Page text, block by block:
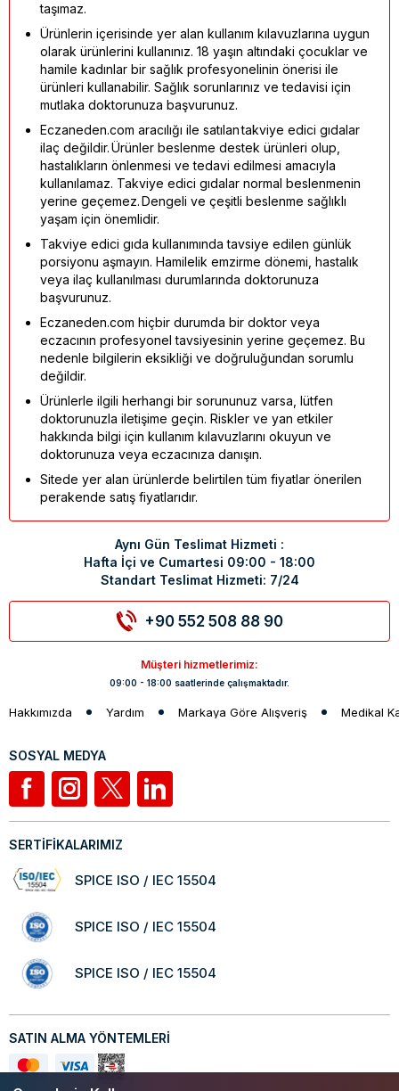
taşımaz.
Ürünlerin içerisinde yer alan kullanım kılavuzlarına uygun
olarak ürünlerini kullanınız. 18 yaşın altındaki çocuklar ve
hamile kadınlar bir sağlık profesyonelinin önerisi ile
ürünleri kullanabilir. Sağlık sorunlarınız ve tedavisi için
mutlaka doktorunuza başvurunuz.
Eczaneden.com aracılığı ile satılan takviye edici gıdalar
ilaç değildir. Ürünler beslenme destek ürünleri olup,
hastalıkların önlenmesi ve tedavi edilmesi amacıyla
kullanılamaz. Takviye edici gıdalar normal beslenmenin
yerine geçemez. Dengeli ve çeşitli beslenme sağlıklı
yaşam için önemlidir.
Takviye edici gıda kullanımında tavsiye edilen günlük
porsiyonu aşmayın. Hamilelik emzirme dönemi, hastalık
veya ilaç kullanılması durumlarında doktorunuza
başvurunuz.
Eczaneden.com hiçbir durumda bir doktor veya
eczacının profesyonel tavsiyesinin yerine geçemez. Bu
nedenle bilgilerin eksikliği ve doğruluğundan sorumlu
değildir.
Ürünlerle ilgili herhangi bir sorununuz varsa, lütfen
doktorunuzla iletişime geçin. Riskler ve yan etkiler
hakkında bilgi için kullanım kılavuzlarını okuyun ve
doktorunuza veya eczacınıza danışın.
Sitede yer alan ürünlerde belirtilen tüm fiyatlar önerilen
perakende satış fiyatlarıdır.
Aynı Gün Teslimat Hizmeti :
Hafta İçi ve Cumartesi 09:00 - 18:00
Standart Teslimat Hizmeti: 7/24
+90 552 508 88 90
Müşteri hizmetlerimiz:
09:00 - 18:00 saatlerinde çalışmaktadır.
Hakkımızda Yardım Markaya Göre Alışveriş Medikal
SOSYAL MEDYA
SERTİFİKALARIMIZ
SPICE ISO / IEC 15504
SPICE ISO / IEC 15504
SPICE ISO / IEC 15504
SATIN ALMA YÖNTEMLERİ